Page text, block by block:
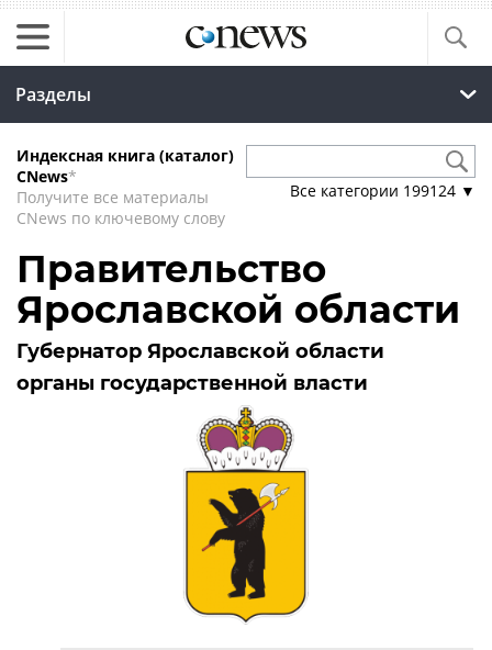
Разделы
Индексная книга (каталог)
CNews*
Получите все материалы
CNews по ключевому слову
Все категории 199124 ▼
Правительство
Ярославской области
Губернатор Ярославской области
органы государственной власти